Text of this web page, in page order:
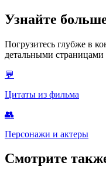
Узнайте
Погрузитесь глубже в
детальными страницами
💬
Цитаты из фильма
👥
Персонажи и актеры
Смотрите